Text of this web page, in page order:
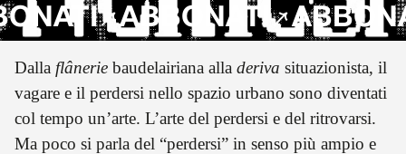
ABBONATI ABBONATI
Dalla flânerie baudelairiana alla deriva situazionista, il
vagare e il perdersi nello spazio urbano sono diventati
col tempo un’arte. L’arte del perdersi e del ritrovarsi.
Ma poco si parla del “perdersi” in senso più ampio e